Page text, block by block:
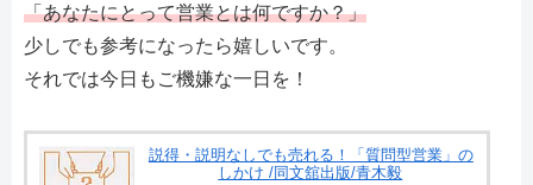
「あなたにとって営業とは何ですか？」
少しでも参考になったら嬉しいです。
それでは今日もご機嫌な一日を！
説得・説明なしでも売れる！「質問型営業」の
しかけ /同文舘出版/青木毅